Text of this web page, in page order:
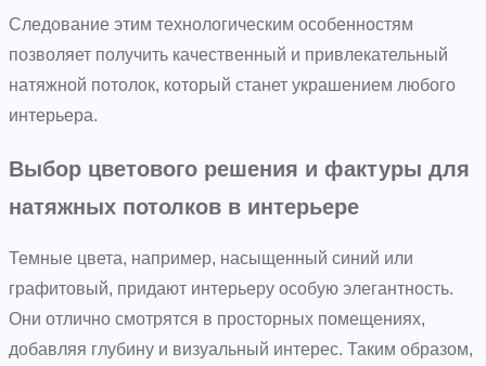
Следование этим технологическим особенностям
позволяет получить качественный и привлекательный
натяжной потолок, который станет украшением любого
интерьера.
Выбор цветового решения и фактуры для
натяжных потолков в интерьере
Темные цвета, например, насыщенный синий или
графитовый, придают интерьеру особую элегантность.
Они отлично смотрятся в просторных помещениях,
добавляя глубину и визуальный интерес. Таким образом,